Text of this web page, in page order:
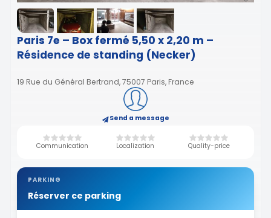
Paris 7e – Box fermé 5,50 x 2,20 m –
Résidence de standing (Necker)
19 Rue du Général Bertrand, 75007 Paris, France
Send a message
Communication Localization Quality-price
PARKING
Réserver ce parking